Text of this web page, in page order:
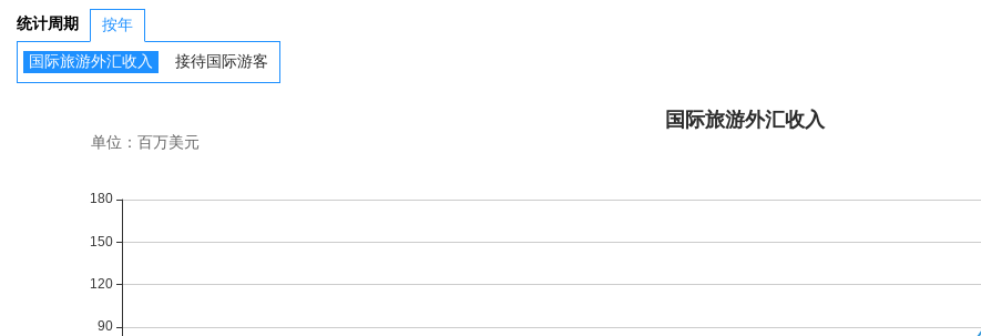
统计周期 按年
国际旅游外汇收入 接待国际游客
国际旅游外汇收入
单位：百万美元